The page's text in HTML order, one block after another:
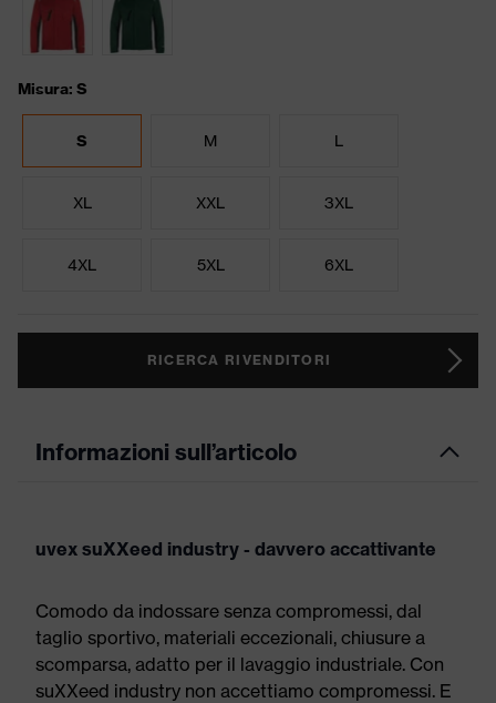
Misura: S
S M L
XL XXL 3XL
4XL 5XL 6XL
RICERCA RIVENDITORI
Informazioni sull’articolo
uvex suXXeed industry - davvero accattivante
Comodo da indossare senza compromessi, dal
taglio sportivo, materiali eccezionali, chiusure a
scomparsa, adatto per il lavaggio industriale. Con
suXXeed industry non accettiamo compromessi. E